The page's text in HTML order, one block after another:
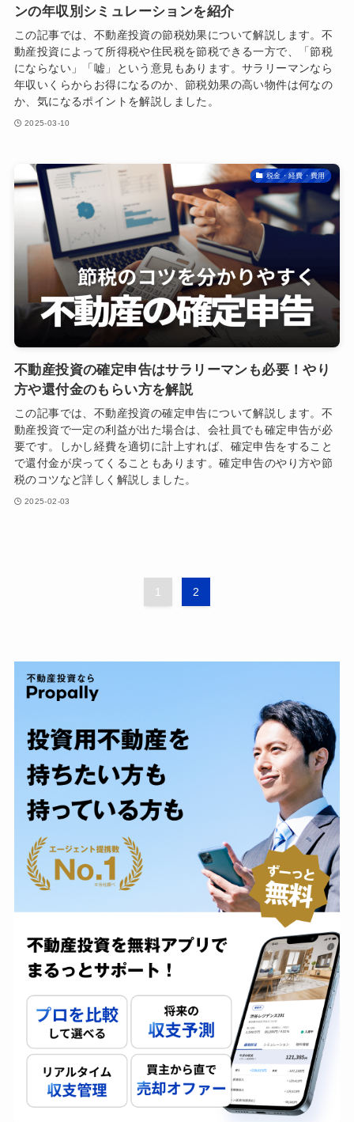
ンの年収別シミュレーションを紹介
この記事では、不動産投資の節税効果について解説します。不
動産投資によって所得税や住民税を節税できる一方で、「節税
にならない」「嘘」という意見もあります。サラリーマンなら
年収いくらからお得になるのか、節税効果の高い物件は何なの
か、気になるポイントを解説しました。
2025-03-10
税金・経費・費用
不動産投資の確定申告はサラリーマンも必要！やり
方や還付金のもらい方を解説
この記事では、不動産投資の確定申告について解説します。不
動産投資で一定の利益が出た場合は、会社員でも確定申告が必
要です。しかし経費を適切に計上すれば、確定申告をすること
で還付金が戻ってくることもあります。確定申告のやり方や節
税のコツなど詳しく解説しました。
2025-02-03
1 2